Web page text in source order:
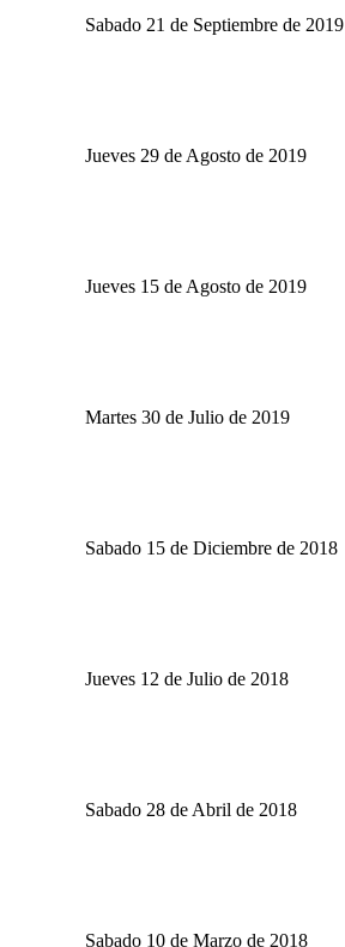
Sabado 21 de Septiembre de 2019
Jueves 29 de Agosto de 2019
Jueves 15 de Agosto de 2019
Martes 30 de Julio de 2019
Sabado 15 de Diciembre de 2018
Jueves 12 de Julio de 2018
Sabado 28 de Abril de 2018
Sabado 10 de Marzo de 2018